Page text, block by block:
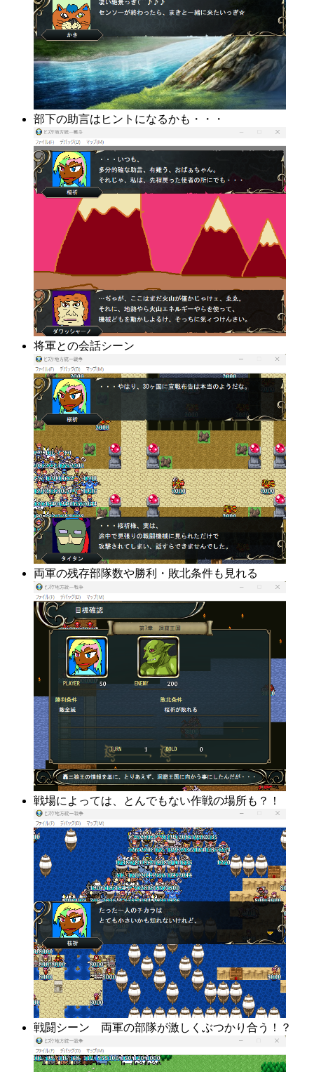
部下の助言はヒントになるかも・・・
将軍との会話シーン
両軍の残存部隊数や勝利・敗北条件も見れる
戦場によっては、とんでもない作戦の場所も？！
戦闘シーン 両軍の部隊が激しくぶつかり合う！？